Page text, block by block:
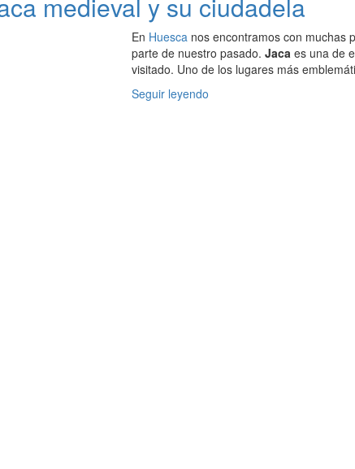
En Huesca nos encontramos con muchas
parte de nuestro pasado. Jaca es una de
visitado. Uno de los lugares más
Seguir leyendo